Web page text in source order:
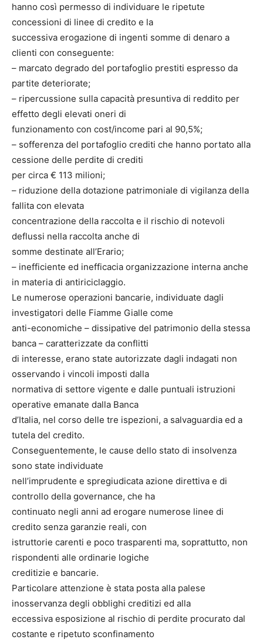
hanno così permesso di individuare le ripetute
concessioni di linee di credito e la
successiva erogazione di ingenti somme di denaro a
clienti con conseguente:
– marcato degrado del portafoglio prestiti espresso da
partite deteriorate;
– ripercussione sulla capacità presuntiva di reddito per
effetto degli elevati oneri di
funzionamento con cost/income pari al 90,5%;
– sofferenza del portafoglio crediti che hanno portato alla
cessione delle perdite di crediti
per circa € 113 milioni;
– riduzione della dotazione patrimoniale di vigilanza della
fallita con elevata
concentrazione della raccolta e il rischio di notevoli
deflussi nella raccolta anche di
somme destinate all’Erario;
– inefficiente ed inefficacia organizzazione interna anche
in materia di antiriciclaggio.
Le numerose operazioni bancarie, individuate dagli
investigatori delle Fiamme Gialle come
anti-economiche – dissipative del patrimonio della stessa
banca – caratterizzate da conflitti
di interesse, erano state autorizzate dagli indagati non
osservando i vincoli imposti dalla
normativa di settore vigente e dalle puntuali istruzioni
operative emanate dalla Banca
d’Italia, nel corso delle tre ispezioni, a salvaguardia ed a
tutela del credito.
Conseguentemente, le cause dello stato di insolvenza
sono state individuate
nell’imprudente e spregiudicata azione direttiva e di
controllo della governance, che ha
continuato negli anni ad erogare numerose linee di
credito senza garanzie reali, con
istruttorie carenti e poco trasparenti ma, soprattutto, non
rispondenti alle ordinarie logiche
creditizie e bancarie.
Particolare attenzione è stata posta alla palese
inosservanza degli obblighi creditizi ed alla
eccessiva esposizione al rischio di perdite procurato dal
costante e ripetuto sconfinamento